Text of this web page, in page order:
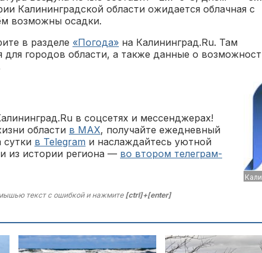
Калининградской области ожидается облачная с
возможны осадки.
в разделе «Погода» на Калининград.Ru. Там
для городов области, а также данные о
в соцсетях и мессенджерах!
области в MAX, получайте ежедневный
сутки в Telegram и наслаждайтесь уютной
из истории региона — во втором телеграм-
текст с ошибкой и нажмите[ctrl]+[enter]